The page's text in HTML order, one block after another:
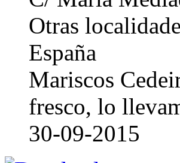
Otras
España
Mariscos
fresco, lo
30-09-2015